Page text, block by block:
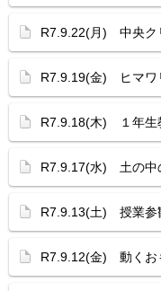
R7.9.22(月) 中央ク
R7.9.19(金) ヒマワ
R7.9.18(木) １年生
R7.9.17(水) 土の中
R7.9.13(土) 授業参
R7.9.12(金) 動くお